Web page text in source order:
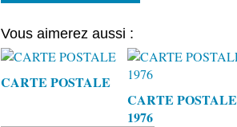
Vous aimerez aussi :
CARTE POSTALE
CARTE POSTALE
1976